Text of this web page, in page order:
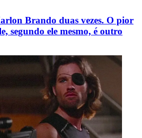
Brando duas vezes. O pior
segundo ele mesmo, é outro